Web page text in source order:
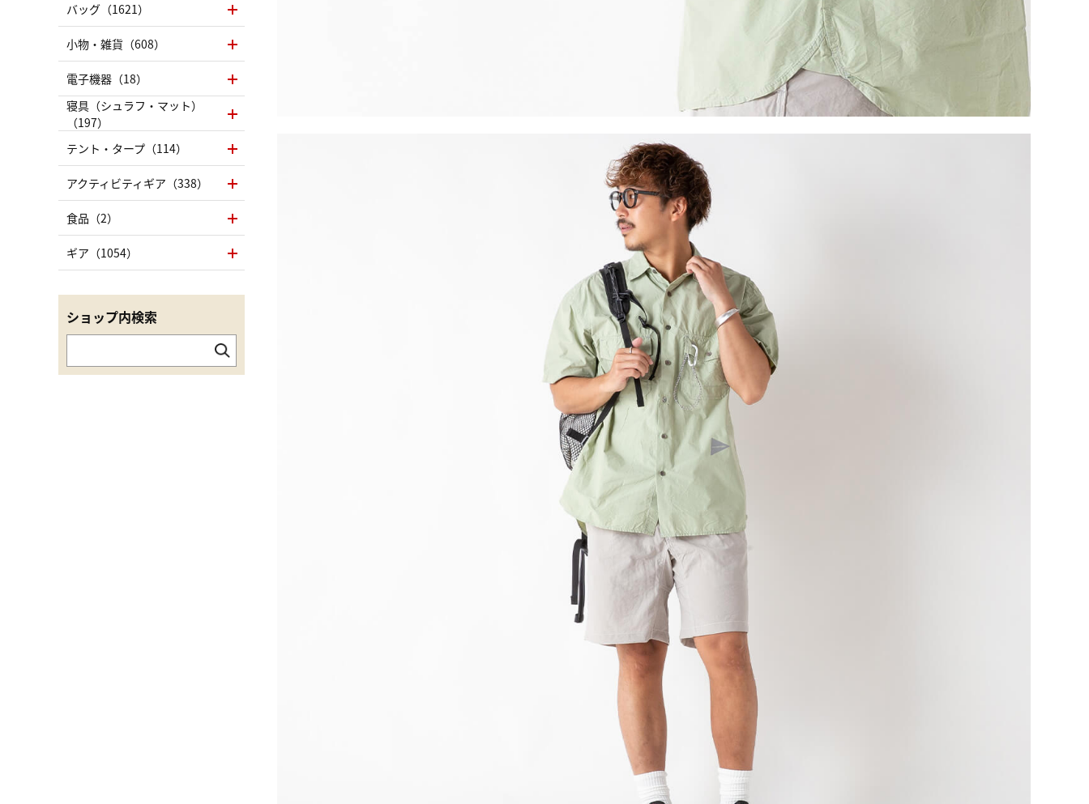
バッグ（1621）
小物・雑貨（608）
電子機器（18）
寝具（シュラフ・マット）
（197）
テント・タープ（114）
アクティビティギア（338）
食品（2）
ギア（1054）
ショップ内検索